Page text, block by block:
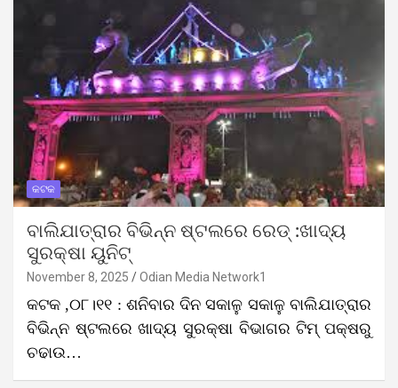
କଟକ
ବାଲିଯାତ୍ରାର ବିଭିନ୍ନ ଷ୍ଟଲରେ ରେଡ୍ :ଖାଦ୍ୟ
ସୁରକ୍ଷା ୟୁନିଟ୍
November 8, 2025 Odian Media Network1
କଟକ ,୦୮।୧୧ : ଶନିବାର ଦିନ ସକାଳୁ ସକାଳୁ ବାଲିଯାତ୍ରାର
ବିଭିନ୍ନ ଷ୍ଟଲରେ ଖାଦ୍ୟ ସୁରକ୍ଷା ବିଭାଗର ଟିମ୍‌ ପକ୍ଷରୁ
ଚଢାଉ…